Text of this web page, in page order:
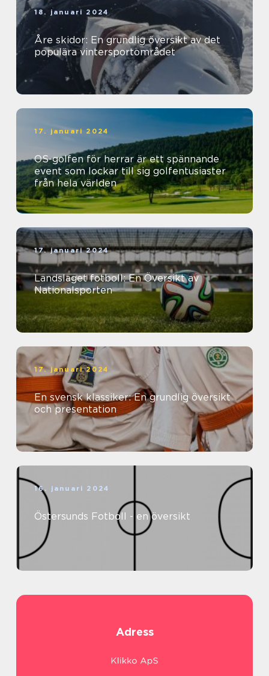
18. januari 2024
Åre skidor: En grundlig översikt av det
populära vintersportområdet
17. januari 2024
OS-golfen för herrar är ett spännande
event som lockar till sig golfentusiaster
från hela världen
17. januari 2024
Landslaget fotboll: En Översikt av
Nationalsporten
17. januari 2024
En svensk klassiker: En grundlig översikt
och presentation
16. januari 2024
Östersunds Fotboll - en översikt
Adress